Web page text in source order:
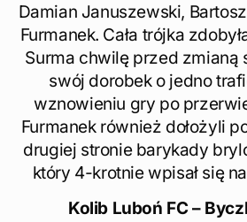
Damian Januszewski,
Furmanek. Cała trójka
Surma chwilę przed zmianą
swój dorobek o jedno
wznowieniu gry po
Furmanek również dołożyli
drugiej stronie barykady
który 4-krotnie wpisał się
Kolib Luboń FC –